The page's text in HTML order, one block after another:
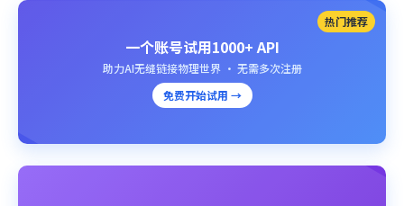
热门推荐
一个账号试用1000+ API
助力AI无缝链接物理世界 · 无需多次注册
免费开始试用 →